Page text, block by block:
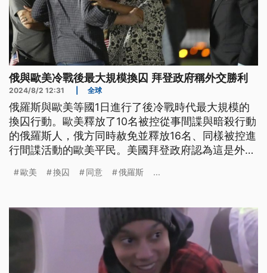
俄與歐美冷戰後最大規模換囚 拜登政府稱外交勝利
2024/8/2 12:31 全球
俄羅斯與歐美等國1日進行了後冷戰時代最大規模的
換囚行動。歐美釋放了10名被控從事間諜與暗殺行動
的俄羅斯人，俄方同時赦免並釋放16名、同樣被控進
行間諜活動的歐美平民。美國拜登政府認為這是外交
美接回的人數較多，但同意換囚其實正中俄方的下
歐美 換囚 同意 俄羅斯 ...